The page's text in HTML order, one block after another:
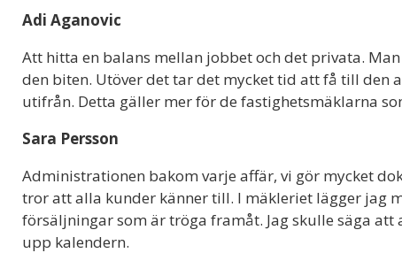
Adi Aganovic
Att hitta en balans mellan jobbet och det privata.
den biten. Utöver det tar det mycket tid att få till den
utifrån. Detta gäller mer för de fastighetsmäklarna
Sara Persson
Administrationen bakom varje affär, vi gör mycket
tror att alla kunder känner till. I mäkleriet lägger jag
försäljningar som är tröga framåt. Jag skulle säga
upp kalendern.